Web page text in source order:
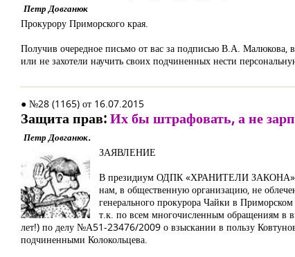
Петр Довганюк
Прокурору Приморского края.
Получив очередное письмо от вас за подписью В.А. Малюкова,
или не захотели научить своих подчиненных нести
● №28 (1165) от 16.07.2015
Защита прав:Их бы штрафовать, а не
Петр Довганюк.
ЗАЯВЛЕНИЕ
В президиум ОДПК «ХРАНИТЕЛИ ЗАКОНА» с
нам, в общественную организацию, не
генерального прокурора Чайки в
т.к. по всем многочисленным обращениям в
лет!) по делу №А51-23476/2009 о взыскании в пользу
подчиненными Колокольцева.